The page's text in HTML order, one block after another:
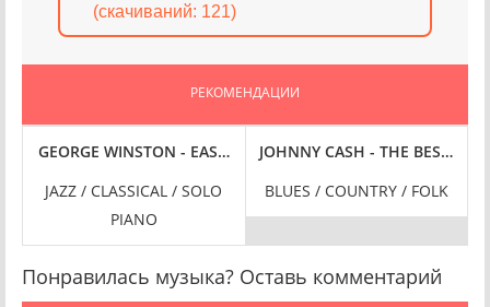
(cкачиваний: 121)
РЕКОМЕНДАЦИИ
HI-RES] (2019/2025) FLAC
JAZZ OLD SELECTION 1954-1960 [REMASTERED, 24-BIT HI-RES]
GEORGE WINSTON - EASTERN MONTANA [24-BIT HI-RES]
JAZZ / CLASSICAL / SOLO
PIANO
JOHNNY CASH - THE BEST OF
BLUES / COUNTRY / FOLK
Понравилась музыка? Оставь комментарий